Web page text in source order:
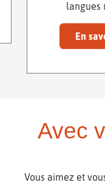
langues
En
Avec
Vous aimez et